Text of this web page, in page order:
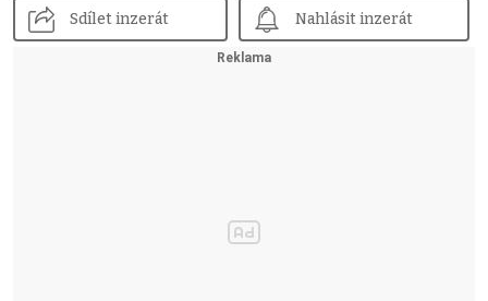
Sdílet inzerát Nahlásit inzerát